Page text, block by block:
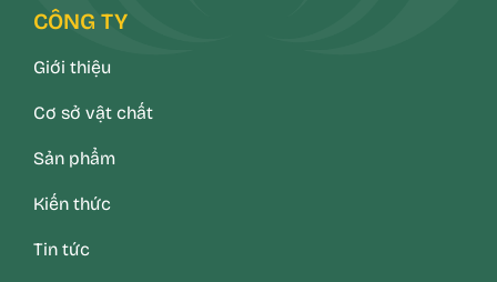
CÔNG TY
Giới thiệu
Cơ sở vật chất
Sản phẩm
Kiến thức
Tin tức